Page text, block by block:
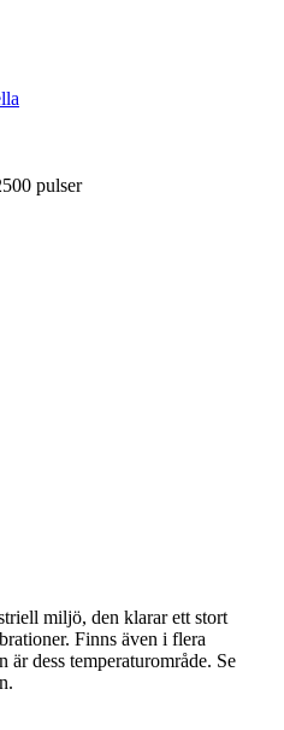
pulser
miljö, den klarar ett stort
Finns även i flera
är dess temperaturområde. Se